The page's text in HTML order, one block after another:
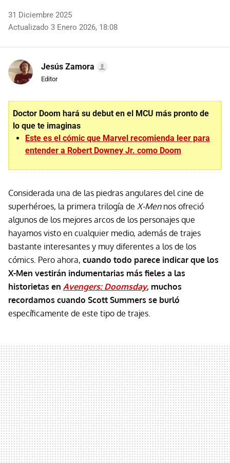
31 Diciembre 2025
Actualizado 3 Enero 2026, 18:08
Jesús Zamora
Editor
Doctor Doom hará su debut en el MCU más pronto de
lo que te imaginas
Este es el cómic que Marvel recomienda leer para
entender a Robert Downey Jr. como Doom
Considerada una de las piedras angulares del cine de
superhéroes, la primera trilogía de X-Mennos ofreció
algunos de los mejores arcos de los personajes que
hayamos visto en cualquier medio, además de trajes
bastante interesantes y muy diferentes a los de los
cómics. Pero ahora, cuando todo parece indicar que los
X-Men vestirán indumentarias más fieles a las
historietas en Avengers: Doomsday, muchos
recordamos cuando Scott Summers se burló
específicamente de este tipo de trajes.